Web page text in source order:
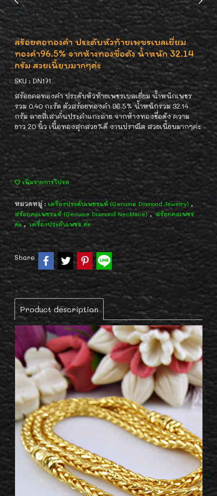
สร้อยคอทองคำ ประดับหัวท้ายเพชรเบลเยี่ยม
ทองคำ96.5% จากห้างทองชื่อดัง น้ำหนัก 32.14
กรัม สวยเนี้ยบมากๆค่ะ
SKU : DN171
สร้อยคอทองคำ ประดับหัวท้ายเพชรเบลเยี่ยม น้ำหนักเพชร
รวม 0.40 กะรัต ตัวสร้อยทองคำ 96.5% น้ำหนักรวม 32.14
กรัม ลายสี่เสาคั่นประคำแกะลาย จากห้างทองชื่อดัง ความ
ยาว 20 นิ้ว เนื้อทองสุกสวย%ดี งานปราณีต สวยเนี้ยบมากๆค่ะ
เพิ่มรายการโปรด
หมวดหมู่ : เครื่องประดับเพชรแท้ (Genuine Diamond Jewelry) ,
สร้อยคอเพชรแท้ (Genuine Diamond Necklace), สร้อยคอเพชร
ค่ะ, เครื่องประดับเพชร ค่ะ
Share
Product description